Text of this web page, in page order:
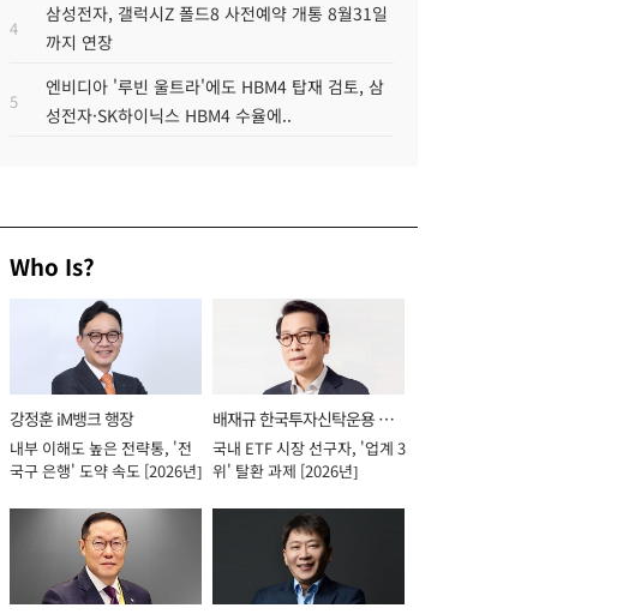
4
삼성전자, 갤럭시Z 폴드8 사전예약 개통 8월31일
까지 연장
5
엔비디아 '루빈 울트라'에도 HBM4 탑재 검토, 삼
성전자·SK하이닉스 HBM4 수율에..
Who Is?
강정훈 iM뱅크 행장
내부 이해도 높은 전략통, '전
국구 은행' 도약 속도 [2026년]
배재규 한국투자신탁운용 대
표이사 사장
국내 ETF 시장 선구자, '업계 3
위' 탈환 과제 [2026년]